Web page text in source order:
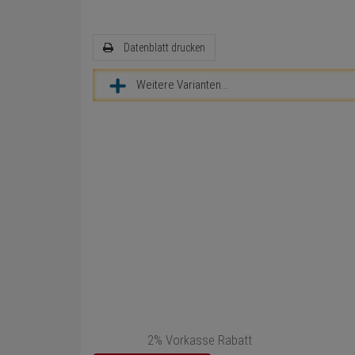
Datenblatt drucken
Weitere Varianten...
2% Vorkasse Rabatt